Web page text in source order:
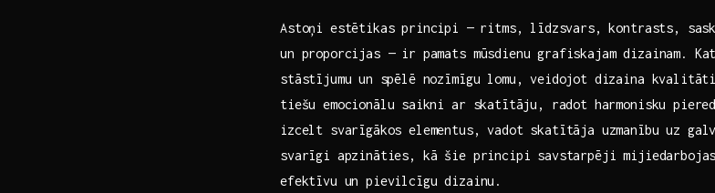
Astoņi estētikas principi —⁣ ritms, līdzsvars, kontrasts,
un ‍proporcijas — ir pamats mūsdienu grafiskajam dizainam.
stāstījumu ⁤un spēlē nozīmīgu lomu, veidojot dizaina
tiešu emocionālu ⁤saikni ar skatītāju, radot harmonisku
izcelt svarīgākos elementus, vadot skatītāja​ uzmanību uz
svarīgi apzināties, kā šie principi savstarpēji
efektīvu un pievilcīgu dizainu.